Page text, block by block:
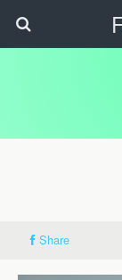
Share